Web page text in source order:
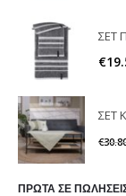
€
€
ΠΡΩΤΑ ΣΕ